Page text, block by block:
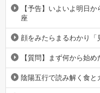
【予告】いよいよ明日
座
顔をみたらまるわかり「
【質問】まず何から始
陰陽五行で読み解く食と